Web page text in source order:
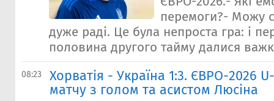
перемоги?- Можу
дуже раді. Це була непроста гра: і
половина другого тайму далися
08:23
Хорватія - Україна 1:3. ЄВРО-2026
матчу з голом та асистом Люсіна